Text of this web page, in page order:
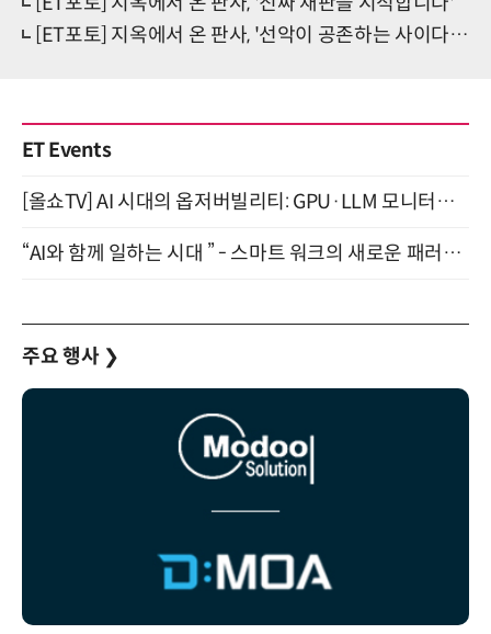
[ET포토] 지옥에서 온 판사, '선악이 공존하는 사이다 액션 판타지'
ET Events
[올쇼TV] AI 시대의 옵저버빌리티: GPU·LLM 모니터링부터 AI 기반 장애 대응까지 (8/11 생방송)
“AI와 함께 일하는 시대 ” - 스마트 워크의 새로운 패러다임 (9/11)
주요 행사 ❯